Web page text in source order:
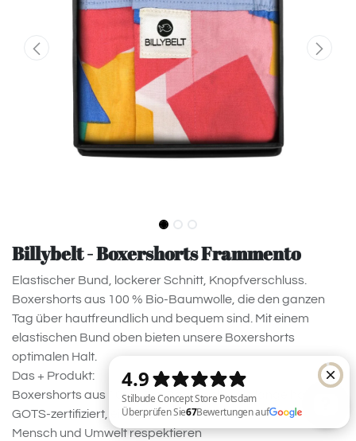
Billybelt - Boxershorts Frammento
Elastischer Bund, lockerer Schnitt, Knopfverschluss.
Boxershorts aus 100 % Bio-Baumwolle, die den ganzen
Tag über hautfreundlich und bequem sind. Mit einem
elastischen Bund oben bieten unsere Boxershorts
optimalen Halt.
Das + Produkt:
Boxershorts aus 100% Bio-Baumwolle, die lange halten
GOTS-zertifiziert, eine Qualitätsgarantie für Bio-Stoffe, die
Mensch und Umwelt respektieren